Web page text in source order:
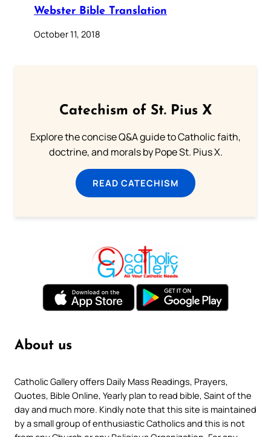
Webster Bible Translation
October 11, 2018
Catechism of St. Pius X
Explore the concise Q&A guide to Catholic faith,
doctrine, and morals by Pope St. Pius X.
READ CATECHISM
About us
Catholic Gallery offers Daily Mass Readings, Prayers,
Quotes, Bible Online, Yearly plan to read bible, Saint of the
day and much more. Kindly note that this site is maintained
by a small group of enthusiastic Catholics and this is not